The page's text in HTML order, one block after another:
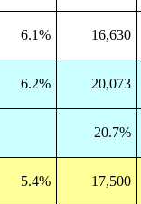
6.1% 16,630
6.2% 20,073
20.7%
5.4% 17,500